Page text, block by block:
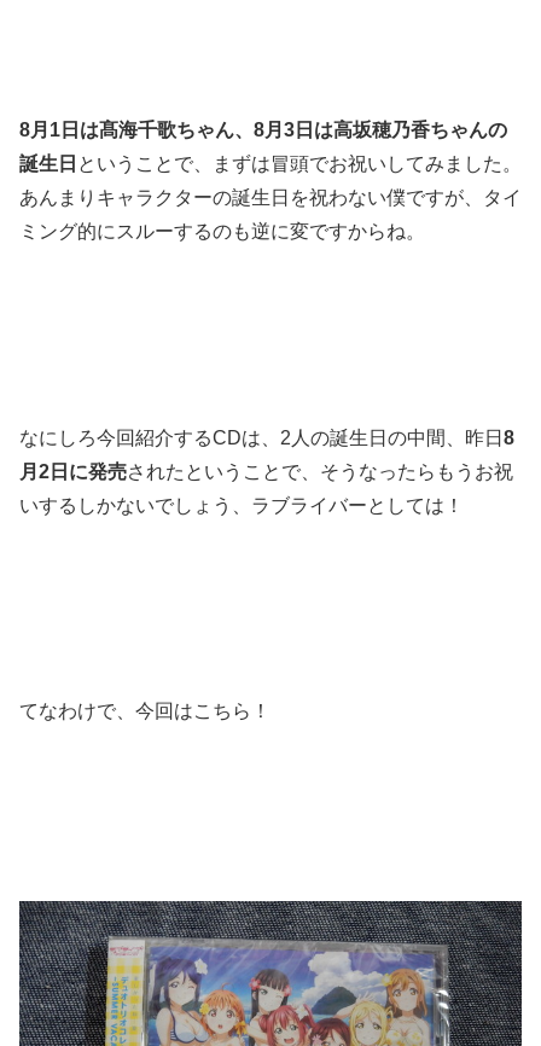
8月1日は髙海千歌ちゃん、8月3日は高坂穂乃香ちゃんの
誕生日 ということで、まずは冒頭でお祝いしてみました。
あんまりキャラクターの誕生日を祝わない僕ですが、タイ
ミング的にスルーするのも逆に変ですからね。
なにしろ今回紹介するCDは、2人の誕生日の中間、昨日 8
月2日に発売されたということで、そうなったらもうお祝
いするしかないでしょう、ラブライバーとしては！
てなわけで、今回はこちら！